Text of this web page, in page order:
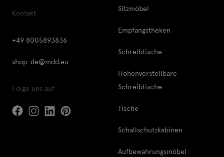
Kontakt
+49 8005893836
shop-de@mdd.eu
Folge uns auf
Sitzmöbel
Empfangstheken
Schreibtische
Höhenverstellbare
Schreibtische
Tische
Schallschutzkabinen
Aufbewahrungsmöbel